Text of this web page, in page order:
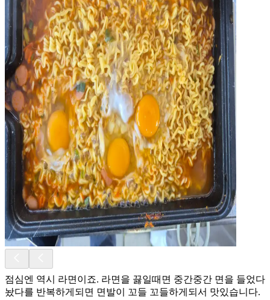
점심엔 역시 라면이죠. 라면을 끓일때면 중간중간 면을 들었다
놨다를 반복하게되면 면발이 꼬들 꼬들하게되서 맛있습니다.